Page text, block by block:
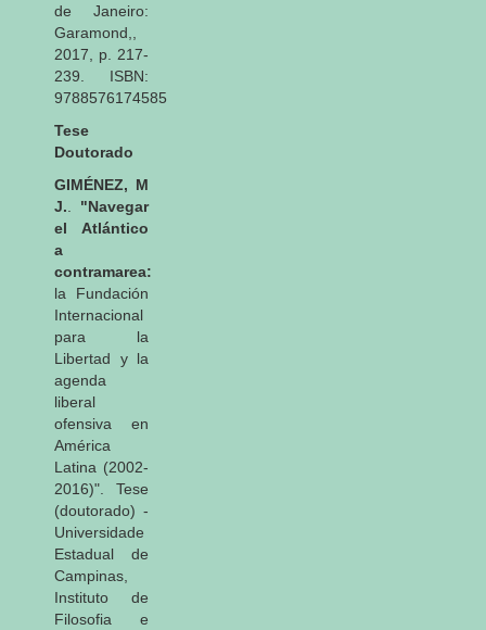
de Janeiro:
Garamond,,
2017, p. 217-
239. ISBN:
9788576174585
Tese
Doutorado
GIMÉNEZ, M
J.
"Navegar
el Atlántico
a
contramarea:
la Fundación
Internacional
para la
Libertad y la
agenda
liberal
ofensiva en
América
Latina (2002-
2016)". Tese
(doutorado) -
Universidade
Estadual de
Campinas,
Instituto de
Filosofia e